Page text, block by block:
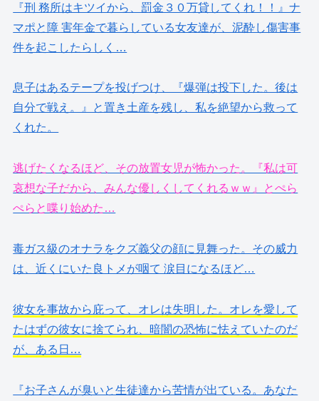
『刑 務所はキツイから、罰金３０万貸してくれ！！』ナ
マポと障 害年金で暮らしている女友達が、泥酔し傷害事
件を起こしたらしく…
息子はあるテープを投げつけ、『爆弾は投下した。後は
自分で戦え。』と置き土産を残し、私を絶望から救って
くれた。
逃げたくなるほど、その放置女児が怖かった。『私は可
哀想な子だから、みんな優しくしてくれるｗｗ』とぺら
ぺらと喋り始めた…
毒ガス級のオナラをクズ義父の顔に見舞った。その威力
は、近くにいた良トメが咽て 涙目になるほど…
彼女を事故から庇って、オレは失明した。オレを愛して
たはずの彼女に捨てられ、暗闇の恐怖に怯えていたのだ
が、ある日…
『お子さんが臭いと生徒達から苦情が出ている。あなた